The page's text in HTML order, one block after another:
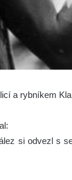
a rybníkem
si odvezl s